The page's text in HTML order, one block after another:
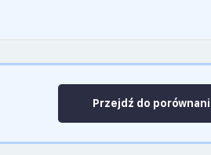
Przejdź do